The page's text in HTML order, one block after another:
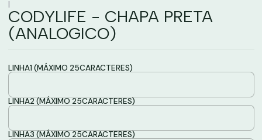
|
CODYLIFE - CHAPA PRETA
(ANALOGICO)
LINHA1 (MÁXIMO 25CARACTERES)
LINHA2 (MÁXIMO 25CARACTERES)
LINHA3 (MÁXIMO 25CARACTERES)